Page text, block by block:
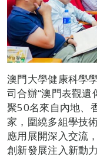
澳門大學健康科學
司合辦“澳門表觀遺
聚50名來自內地、
家，圍繞多組學技
應用展開深入交流
創新發展注入新動力